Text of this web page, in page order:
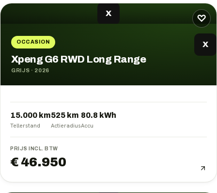
♡
X
OCCASION X
Xpeng G6 RWD Long Range
GRIJS · 2026
15.000 km
Tellerstand
525 km
Actieradius
80.8 kWh
Accu
PRIJS INCL. BTW
€ 46.950